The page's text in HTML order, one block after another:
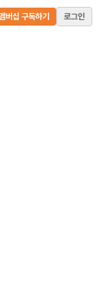
버십 구독하기 로그인